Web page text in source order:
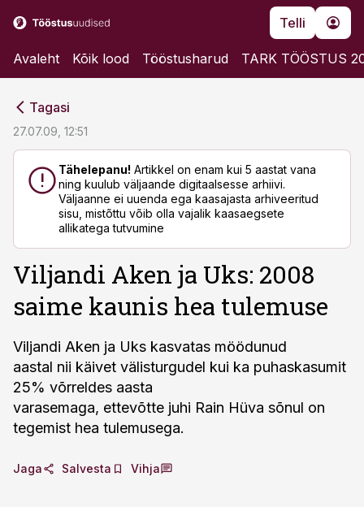
Telli
Avaleht Kõik lood Tööstusharud TARK TÖÖSTUS
Tagasi
27.07.09, 12:51
Tähelepanu! Artikkel on enam kui 5 aastat vana
ning kuulub väljaande digitaalsesse arhiivi.
Väljaanne ei uuenda ega kaasajasta arhiveeritud
sisu, mistõttu võib olla vajalik kaasaegsete
allikatega tutvumine
Viljandi Aken ja Uks: 2008
saime kaunis hea tulemuse
Viljandi Aken ja Uks kasvatas möödunud
aastal nii käivet välisturgudel kui ka puhaskasumit
25% võrreldes aasta
varasemaga, ettevõtte juhi Rain Hüva sõnul on
tegemist hea tulemusega.
Jaga Salvesta Vihja